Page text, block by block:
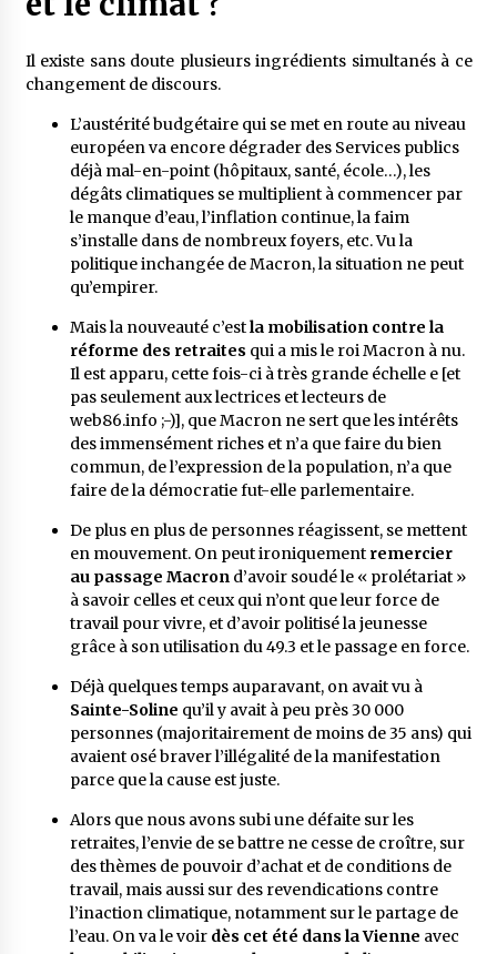
Il existe sans doute plusieurs ingrédients simultanés à ce
changement de discours.
L’austérité budgétaire qui se met en route au niveau
européen va encore dégrader des Services publics
déjà mal-en-point (hôpitaux, santé, école…), les
dégâts climatiques se multiplient à commencer par
le manque d’eau, l’inflation continue, la faim
s’installe dans de nombreux foyers, etc. Vu la
politique inchangée de Macron, la situation ne peut
qu’empirer.
Mais la nouveauté c’estla mobilisation contre la
réforme des retraites qui a mis le roi Macron à nu.
Il est apparu, cette fois-ci à très grande échelle e [et
pas seulement aux lectrices et lecteurs de
web86.info ;-)], que Macron ne sert que les intérêts
des immensément riches et n’a que faire du bien
commun, de l’expression de la population, n’a que
faire de la démocratie fut-elle parlementaire.
De plus en plus de personnes réagissent, se mettent
en mouvement. On peut ironiquement remercier
au passage Macrond’avoir soudé le « prolétariat »
à savoir celles et ceux qui n’ont que leur force de
travail pour vivre, et d’avoir politisé la jeunesse
grâce à son utilisation du 49.3 et le passage en force.
Déjà quelques temps auparavant, on avait vu à
Sainte-Soline qu’il y avait à peu près 30 000
personnes (majoritairement de moins de 35 ans) qui
avaient osé braver l’illégalité de la manifestation
parce que la cause est juste.
Alors que nous avons subi une défaite sur les
retraites, l’envie de se battre ne cesse de croître, sur
des thèmes de pouvoir d’achat et de conditions de
travail, mais aussi sur des revendications contre
l’inaction climatique, notamment sur le partage de
l’eau. On va le voir dès cet été dans la Vienne avec